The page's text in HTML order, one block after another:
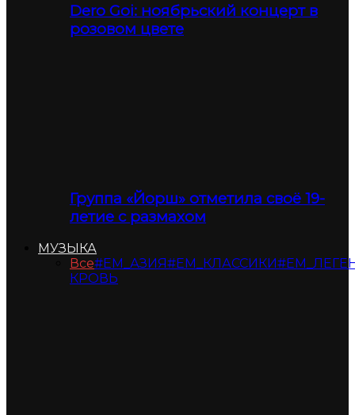
Dero Goi: ноябрьский концерт в
розовом цвете
Группа «Йорш» отметила своё 19-
летие с размахом
МУЗЫКА
Все#ЕМ_АЗИЯ#ЕМ_КЛАССИКИ
КРОВЬ